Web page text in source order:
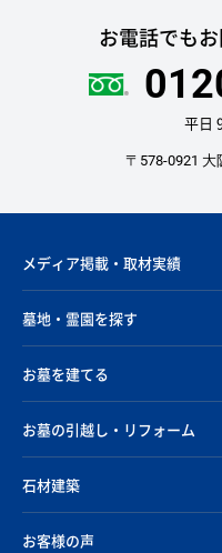
お電話でも
平日
〒578-0921
メディア掲載・取材実績
墓地・霊園を探す
お墓を建てる
お墓の引越し・リフォーム
石材建築
お客様の声